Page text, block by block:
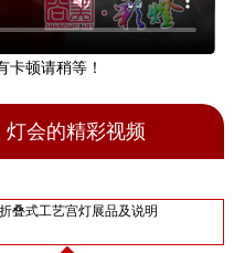
卡顿请稍等！
灯会的精彩视频
折叠式工艺宫灯展品及说明